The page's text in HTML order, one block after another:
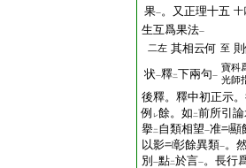
果一。又正理十五 十
生互爲果法一
二左 其相云何 至
状一釋二下兩句一
寶科
光師
後釋。釋中初正示
例
レ餘。如 二前所引
擧二 自類相望一准
顯
以影
彰餘異類一。
別 一點二於言一。長行